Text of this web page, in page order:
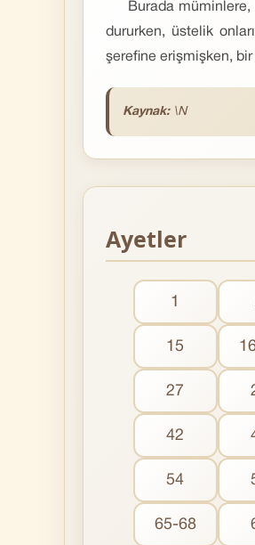
Burada
dururken, üstelik
şerefine erişmişken, bir
Kaynak: \N
Ayetler
1
15
27
42
54
65-68